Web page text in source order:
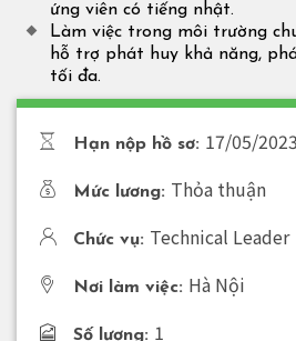
ứng viên có tiếng nhật.
Làm việc trong môi trường
hỗ trợ phát huy khả năng,
tối đa.
Hạn nộp hồ sơ: 17/05/2023
Mức lương: Thỏa thuận
Chức vụ: Technical Leader
Nơi làm việc: Hà Nội
Số lượng: 1